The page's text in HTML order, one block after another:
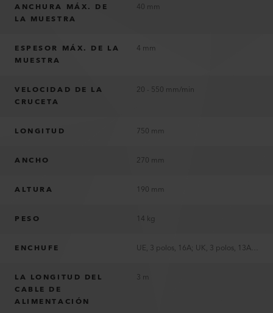
ANCHURA MÁX. DE
LA MUESTRA
40 mm
ESPESOR MÁX. DE LA
MUESTRA
4 mm
VELOCIDAD DE LA
CRUCETA
20 - 550 mm/min
LONGITUD 750 mm
ANCHO 270 mm
ALTURA 190 mm
PESO 14 kg
ENCHUFE
LA LONGITUD DEL
CABLE DE
ALIMENTACIÓN
3 m